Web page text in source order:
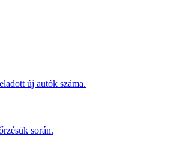
új autók száma.
során.